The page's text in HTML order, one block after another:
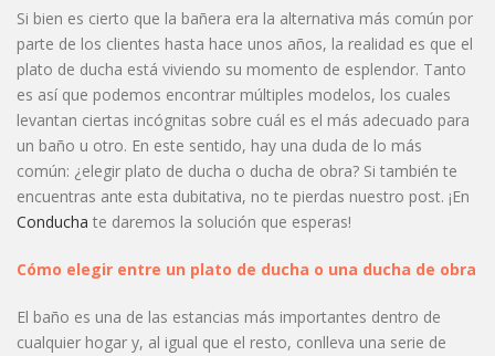
Si bien es cierto que la bañera era la alternativa más común por
parte de los clientes hasta hace unos años, la realidad es que el
plato de ducha está viviendo su momento de esplendor. Tanto
es así que podemos encontrar múltiples modelos, los cuales
levantan ciertas incógnitas sobre cuál es el más adecuado para
un baño u otro. En este sentido, hay una duda de lo más
común: ¿elegir plato de ducha o ducha de obra? Si también te
encuentras ante esta dubitativa, no te pierdas nuestro post. ¡En
Conducha te daremos la solución que esperas!
Cómo elegir entre un plato de ducha o una ducha de obra
El baño es una de las estancias más importantes dentro de
cualquier hogar y, al igual que el resto, conlleva una serie de